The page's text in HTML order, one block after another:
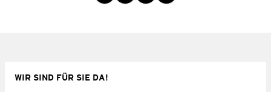
WIR SIND FÜR SIE DA!